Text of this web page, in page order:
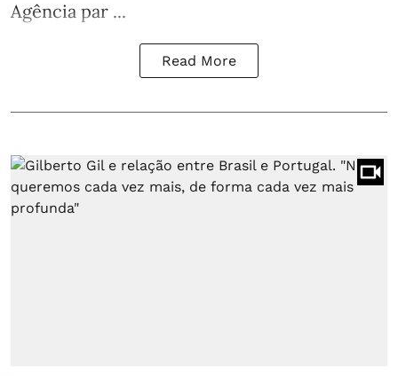
Agência par ...
Read More